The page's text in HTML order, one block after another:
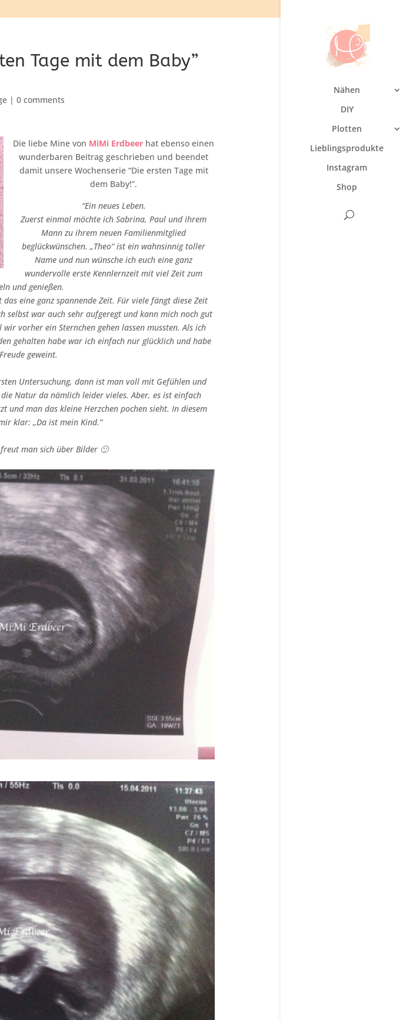
Nähen
DIY
Plotten
Lieblingsprodukte
Instagram
Shop
Tage mit dem Baby”
|0 comments
Die liebe Mine von MiMi Erdbeer hat ebenso einen
wunderbaren Beitrag geschrieben und beendet
damit unsere Wochenserie “Die ersten Tage mit
dem Baby!”.
“Ein neues Leben.
Zuerst einmal möchte ich Sabrina, Paul und ihrem
Mann zu ihrem neuen Familienmitglied
beglückwünschen. „Theo“ ist ein wahnsinnig toller
Name und nun wünsche ich euch eine ganz
wundervolle erste Kennlernzeit mit viel Zeit zum
und genießen.
eine ganz spannende Zeit. Für viele fängt diese Zeit
selbst war auch sehr aufgeregt und kann mich noch gut
vorher ein Sternchen gehen lassen mussten. Als ich
gehalten habe war ich einfach nur glücklich und habe
geweint.
Untersuchung, dann ist man voll mit Gefühlen und
Natur da nämlich leider vieles. Aber, es ist einfach
und man das kleine Herzchen pochen sieht. In diesem
klar: „Da ist mein Kind.“
man sich über Bilder 🙂